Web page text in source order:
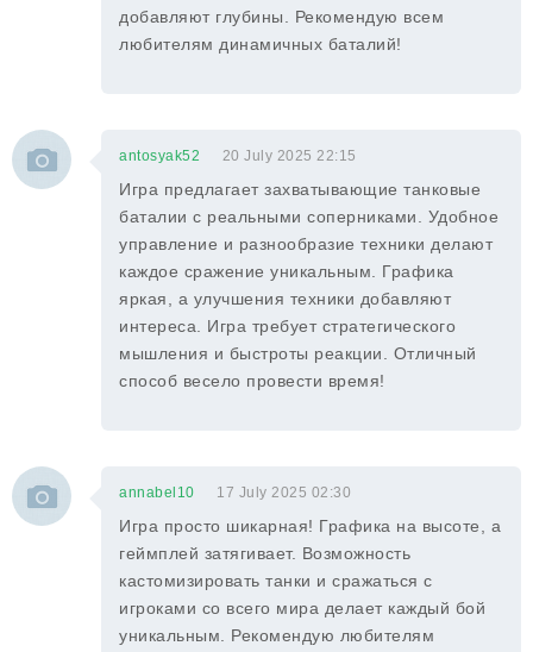
добавляют глубины. Рекомендую всем
любителям динамичных баталий!
antosyak52 20 July 2025 22:15
Игра предлагает захватывающие танковые
баталии с реальными соперниками. Удобное
управление и разнообразие техники делают
каждое сражение уникальным. Графика
яркая, а улучшения техники добавляют
интереса. Игра требует стратегического
мышления и быстроты реакции. Отличный
способ весело провести время!
annabel10 17 July 2025 02:30
Игра просто шикарная! Графика на высоте, а
геймплей затягивает. Возможность
кастомизировать танки и сражаться с
игроками со всего мира делает каждый бой
уникальным. Рекомендую любителям